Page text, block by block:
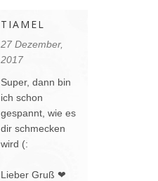
TIAMEL
27 Dezember,
2017
Super, dann bin
ich schon
gespannt, wie es
dir schmecken
wird (:
Lieber Gruß ❤